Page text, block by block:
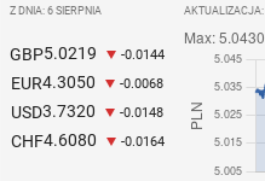
Z DNIA: 6 SIERPNIA
GBP5.0219 -0.0144
EUR4.3050 -0.0068
USD3.7320 -0.0148
CHF4.6080 -0.0164
AKTUALIZACJA: